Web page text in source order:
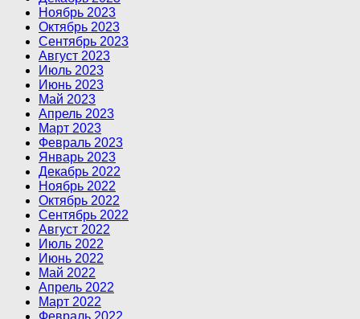
Ноябрь 2023
Октябрь 2023
Сентябрь 2023
Август 2023
Июль 2023
Июнь 2023
Май 2023
Апрель 2023
Март 2023
Февраль 2023
Январь 2023
Декабрь 2022
Ноябрь 2022
Октябрь 2022
Сентябрь 2022
Август 2022
Июль 2022
Июнь 2022
Май 2022
Апрель 2022
Март 2022
Февраль 2022